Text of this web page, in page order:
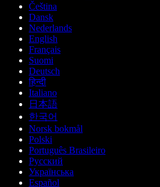
Čeština
Dansk
Nederlands
English
Français
Suomi
Deutsch
हिन्दी
Italiano
日本語
한국어
Norsk bokmål
Polski
Português Brasileiro
Русский
Українська
Español